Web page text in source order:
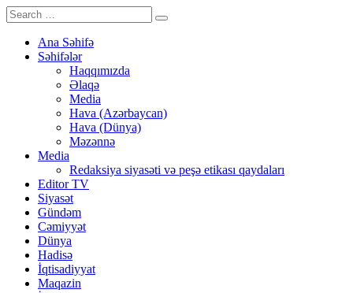
Ana Səhifə
Səhifələr
Haqqımızda
Əlaqə
Media
Hava (Azərbaycan)
Hava (Dünya)
Məzənnə
Media
Redaksiya siyasəti və peşə etikası qaydaları
Editor TV
Siyasət
Gündəm
Cəmiyyət
Dünya
Hadisə
İqtisadiyyat
Maqazin